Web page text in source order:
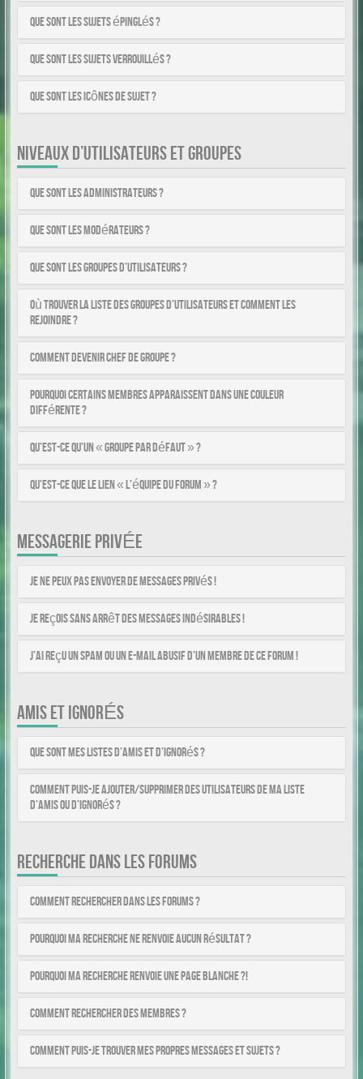
Que sont les sujets épinglés ?
Que sont les sujets verrouillés ?
Que sont les icônes de sujet ?
NIVEAUX D’UTILISATEURS ET GROUPES
Que sont les administrateurs ?
Que sont les modérateurs ?
Que sont les groupes d’utilisateurs ?
Où trouver la liste des groupes d’utilisateurs et comment les
rejoindre ?
Comment devenir chef de groupe ?
Pourquoi certains membres apparaissent dans une couleur
différente ?
Qu’est-ce qu’un « Groupe par défaut » ?
Qu’est-ce que le lien « L’équipe du forum » ?
MESSAGERIE PRIVÉE
Je ne peux pas envoyer de messages privés !
Je reçois sans arrêt des messages indésirables !
J’ai reçu un spam ou un e-mail abusif d’un membre de ce forum !
AMIS ET IGNORÉS
Que sont mes listes d’amis et d’ignorés ?
Comment puis-je ajouter/supprimer des utilisateurs de ma liste
d’amis ou d’ignorés ?
RECHERCHE DANS LES FORUMS
Comment rechercher dans les forums ?
Pourquoi ma recherche ne renvoie aucun résultat ?
Pourquoi ma recherche renvoie une page blanche ?!
Comment rechercher des membres ?
Comment puis-je trouver mes propres messages et sujets ?